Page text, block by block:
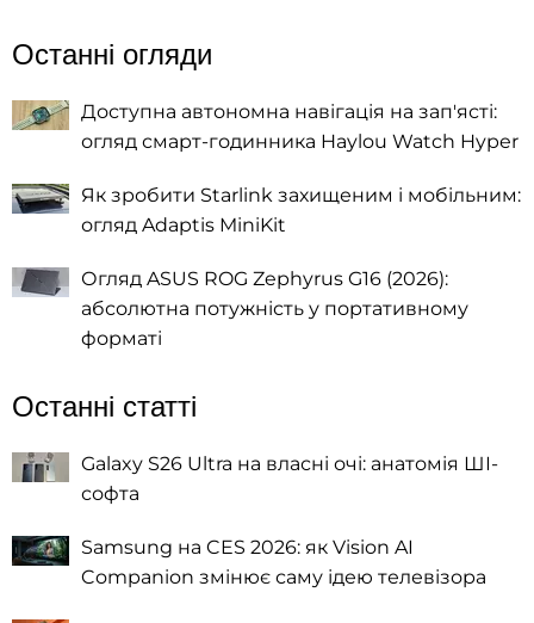
Останні огляди
Доступна автономна навігація на зап'ясті:
огляд смарт-годинника Haylou Watch Hyper
Як зробити Starlink захищеним і мобільним:
огляд Adaptis MiniKit
Огляд ASUS ROG Zephyrus G16 (2026):
абсолютна потужність у портативному
форматі
Останні статті
Galaxy S26 Ultra на власні очі: анатомія ШІ-
софта
Samsung на CES 2026: як Vision AI
Companion змінює саму ідею телевізора